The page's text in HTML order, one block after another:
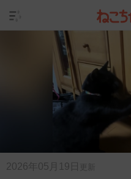
2026年05月19日 更新